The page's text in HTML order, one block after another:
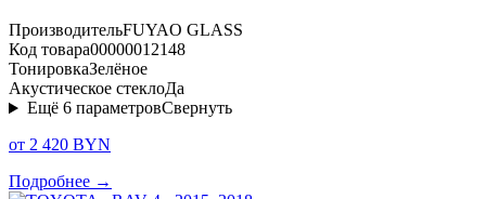
ПроизводительFUYAO GLASS
Код товара00000012148
ТонировкаЗелёное
Акустическое стеклоДа
Ещё 6 параметровСвернуть
от 2 420 BYN
Подробнее →